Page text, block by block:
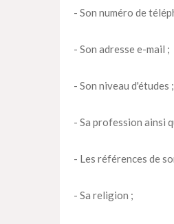
- Son numéro de
- Son adresse e-mail ;
- Son niveau d'études ;
- Sa profession ainsi
- Les références de
- Sa religion ;